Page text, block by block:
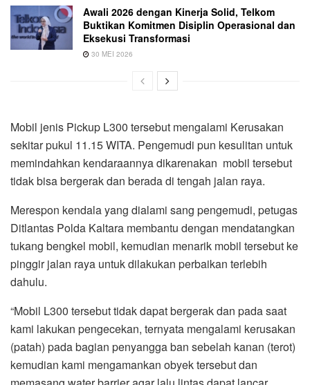
Awali 2026 dengan Kinerja Solid, Telkom
Buktikan Komitmen Disiplin Operasional dan
Eksekusi Transformasi
30 MEI 2026
Mobil jenis Pickup L300 tersebut mengalami Kerusakan
sekitar pukul 11.15 WITA. Pengemudi pun kesulitan untuk
memindahkan kendaraannya dikarenakan mobil tersebut
tidak bisa bergerak dan berada di tengah jalan raya.
Merespon kendala yang dialami sang pengemudi, petugas
Ditlantas Polda Kaltara membantu dengan mendatangkan
tukang bengkel mobil, kemudian menarik mobil tersebut ke
pinggir jalan raya untuk dilakukan perbaikan terlebih
dahulu.
“Mobil L300 tersebut tidak dapat bergerak dan pada saat
kami lakukan pengecekan, ternyata mengalami kerusakan
(patah) pada bagian penyangga ban sebelah kanan (terot)
kemudian kami mengamankan obyek tersebut dan